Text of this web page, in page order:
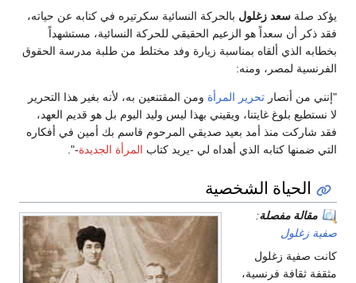
يؤكد صلة سعد زغلول بالحركة النسائية سكرتيره في كتابه عن حياته،
فقد ذكر أن سعداً هو الزعيم الحقيقي للحركة النسائية، مستشهداً
بخطابه الذي ألقاه بمناسبة زيارة وفد مختلط من طلبة مدرسة الحقوق
الفرنسية لمصر، ومنه:
"إنني من أنصار تحرير المرأة ومن المقتنعين به، لأنه بغير هذا التحرير
لا نستطيع بلوغ غايتنا، ويقيني بهذا ليس وليد اليوم بل هو قديم العهد،
فقد شاركت منذ أمد بعيد صديقي المرحوم قاسم بك أمين في أفكاره
التي ضمنها كتابه الذي أهداه لي -يريد كتاب المرأة الجديدة-".
الحياة الشخصية
مقالة مفصلة:
صفية زغلول
كانت صفية زغلول
مثقفة ثقافة فرنسية،